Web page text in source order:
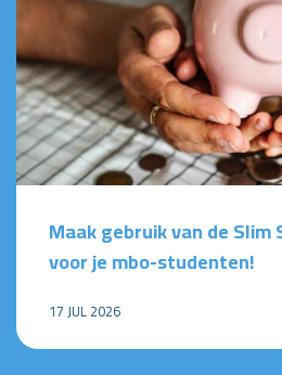
Maak gebruik van de Slim
voor je mbo-studenten!
17 JUL 2026